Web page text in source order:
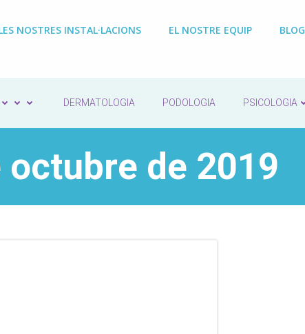
NOSTRES INSTAL·LACIONS EL NOSTRE EQUIP BLOG
DERMATOLOGIA PODOLOGIA PSICOLOGIA
octubre de 2019